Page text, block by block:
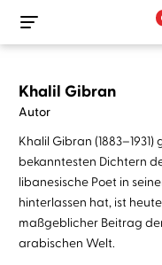
Khalil Gibran
Autor
Khalil Gibran
bekanntesten Dichtern
libanesische Poet in
hinterlassen hat, ist
maßgeblicher Beitrag
arabischen Welt.